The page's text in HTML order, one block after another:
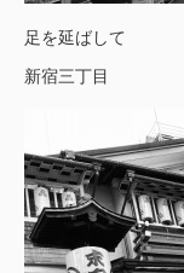
足を延ばして
新宿三丁目